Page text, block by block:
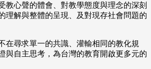
教心聲的體會、對教學態度與理念的深刻
理解與整體的呈現、及對現存社會問題的
在尋求單一的共識、灌輸相同的教化規
與自主思考，為台灣的教育開啟更多元的